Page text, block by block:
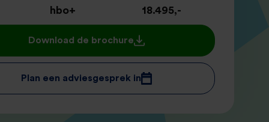
hbo+
18.495,-
Download de brochure
Plan een adviesgesprek in